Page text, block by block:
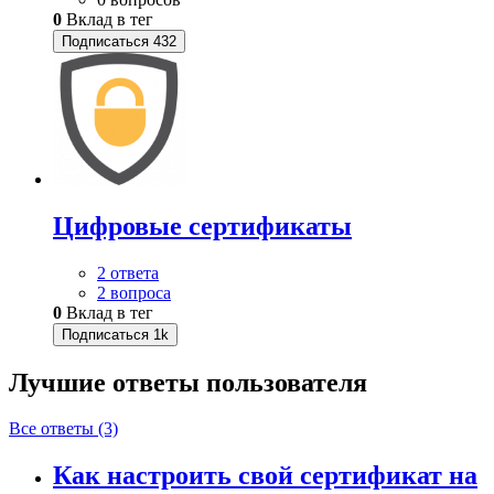
0 Вклад в тег
Подписаться 432
Цифровые сертификаты
2 ответа
2 вопроса
0 Вклад в тег
Подписаться 1k
Лучшие ответы пользователя
Все ответы (3)
Как настроить свой сертификат на